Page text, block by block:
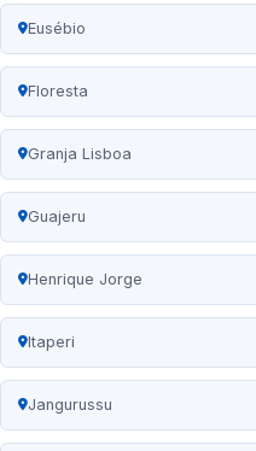
Eusébio
Floresta
Granja Lisboa
Guajeru
Henrique Jorge
Itaperi
Jangurussu